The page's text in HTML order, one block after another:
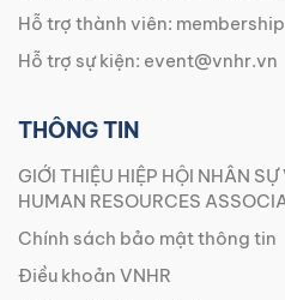
Hỗ trợ thành viên:
Hỗ trợ sự kiện: event@vnhr.vn
THÔNG TIN
GIỚI THIỆU HIỆP HỘI NHÂN
HUMAN RESOURCES
Chính sách bảo mật thông tin
Điều khoản VNHR